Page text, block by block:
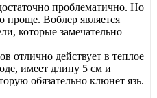
проблематично. Но
проще. Воблер является
которые замечательно
отлично действует в теплое
имеет длину 5 см и
обязательно клюнет язь.